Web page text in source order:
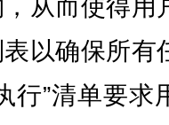
从而使得用
以确保所有
行”清单要求